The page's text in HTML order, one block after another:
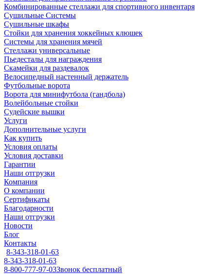
Комбинированные стеллажи для спортивного инвентаря
Сушильные Системы
Сушильные шкафы
Стойки для хранения хоккейных клюшек
Системы для хранения мячей
Стеллажи универсальные
Пьедесталы для награждения
Скамейки для раздевалок
Велосипедный настенный держатель
Футбольные ворота
Ворота для минифутбола (гандбола)
Волейбольные стойки
Судейские вышки
Услуги
Дополнительные услуги
Как купить
Условия оплаты
Условия доставки
Гарантии
Наши отгрузки
Компания
О компании
Сертификаты
Благодарности
Наши отгрузки
Новости
Блог
Контакты
8-343-318-01-63
8-343-318-01-63
8-800-777-97-03Звонок бесплатный